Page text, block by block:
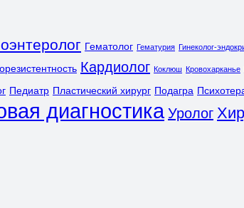
Гематолог Гематурия Гинеколог-
Кардиолог Коклюш Кровохарканье
Педиатр Пластический хирург Подагра
диагностика Уролог